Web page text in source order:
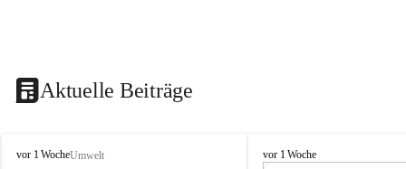
Aktuelle Beiträge
V
vor 1 WocheUmwelt
V
vor 1 Woche